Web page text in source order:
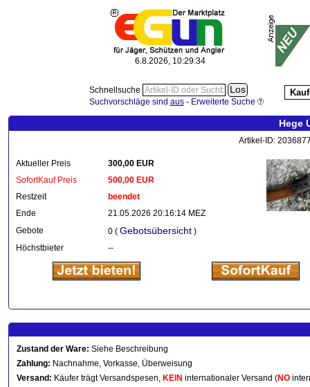
6.8.2026, 10:29:35
Schnellsuche
Suchvorschläge sind aus- Erweiterte Suche
Hege
Artikel-ID:
Aktueller Preis
300,00 EUR
SofortKauf Preis
500,00 EUR
Restzeit
beendet
Ende
21.05.2026 20:16:14 MEZ
Gebote
0 ( Gebotsübersicht )
Höchstbieter
--
Zustand der Ware: Siehe Beschreibung
Zahlung: Nachnahme, Vorkasse, Überweisung
Versand: Käufer trägt Versandspesen, KEIN internationaler Versand (NO